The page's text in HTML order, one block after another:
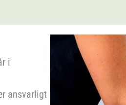
i
ansvarligt